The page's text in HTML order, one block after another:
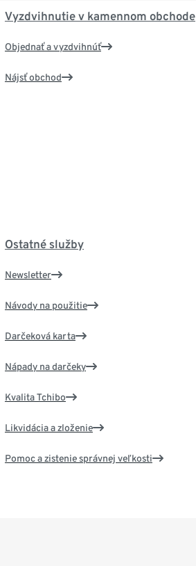
Vyzdvihnutie v kamennom obchode
Objednať a vyzdvihnúť
Nájsť obchod
Ostatné služby
Newsletter
Návody na použitie
Darčeková karta
Nápady na darčeky
Kvalita Tchibo
Likvidácia a zloženie
Pomoc a zistenie správnej veľkosti